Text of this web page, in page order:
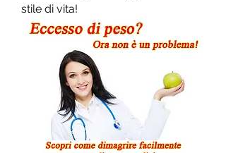
stile di vita!